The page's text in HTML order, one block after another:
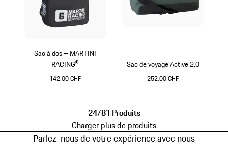
Sac à dos – MARTINI
RACING®
142.00 CHF
Sac de voyage Active 2.0
252.00 CHF
24/81 Produits
Charger plus de produits
Parlez-nous de votre expérience avec nous